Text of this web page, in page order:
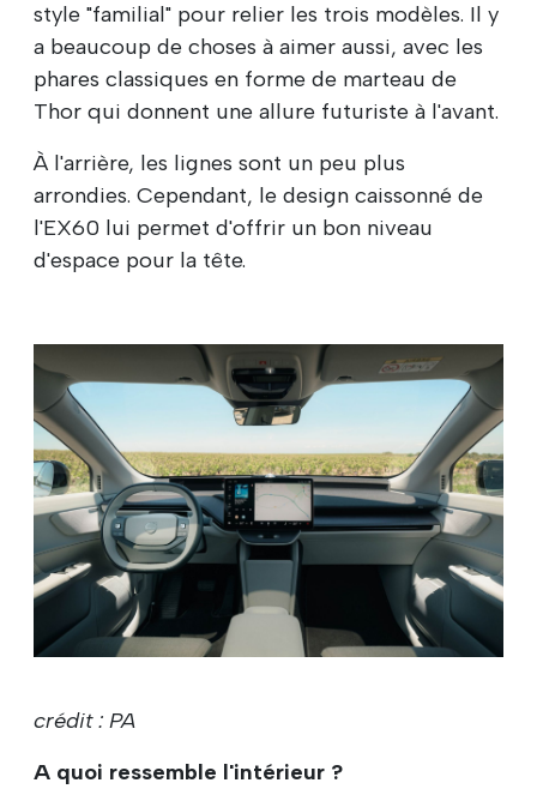
style "familial" pour relier les trois modèles. Il y
a beaucoup de choses à aimer aussi, avec les
phares classiques en forme de marteau de
Thor qui donnent une allure futuriste à l'avant.
À l'arrière, les lignes sont un peu plus
arrondies. Cependant, le design caissonné de
l'EX60 lui permet d'offrir un bon niveau
d'espace pour la tête.
crédit : PA
A quoi ressemble l'intérieur ?